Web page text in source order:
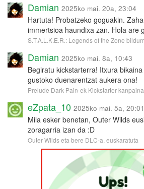
Damian 2025ko mai. 20a, 23:04
Hartuta! Probatzeko goguakin.
immertsioa haundixa zan. Hola are
S.T.A.L.K.E.R.: Legends of the Zone
Damian 2025ko mai. 8a, 10:43
Begiratu kickstarterra! Itxura
gustoko duenarentzat aukera ona!
Prelude Dark Pain-ek Kickstarter
eZpata_10 2025ko mai. 5a, 20:01
Mila esker benetan, Outer Wilds
zoragarria izan da :D
Outer Wilds eta bere DLC-a, euskaratuta